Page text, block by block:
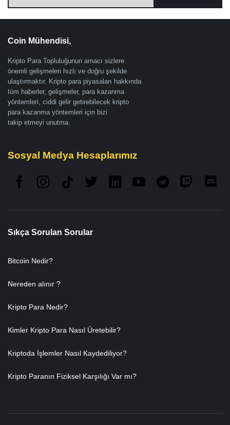
Coin Mühendisi,
Kripto Para Topluluğunun amacı sizlere
önemli gelişmeleri hızlı ve doğru şekilde
ulaştırmaktır. Kripto para piyasaları hakkında
tüm haberler, gelişmeler, para kazanma
yöntemleri, ciddi gelir getirebilecek kripto
para kazanma yöntemleri için bizi
takip etmeyi unutma.
Sosyal Medya Hesaplarımız
Sıkça Sorulan Sorular
Bitcoin Nedir?
Nereden alınır ?
Kripto Para Nedir?
Kimler Kripto Para Nasıl Üretebilir?
Kriptoda İşlemler Nasıl Kaydediliyor?
Kripto Paranın Fiziksel Karşılığı Var mı?